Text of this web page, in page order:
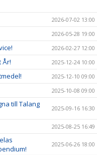
2026-07-02 13:00
2026-05-28 19:00
2026-02-27 12:00
År! 2025-12-24 10:00
2025-12-10 09:00
2025-10-08 09:00
till Talang
2025-09-16 16:30
2025-08-25 16:49
2025-06-26 18:00